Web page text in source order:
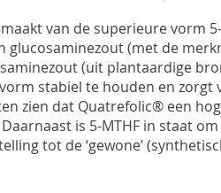
van de superieure vorm 5-
(met de
(uit plantaardige
stabiel te houden en zorgt
zien dat Quatrefolic® een
is 5-MTHF in staat
tot de ‘gewone’